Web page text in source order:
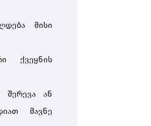
მისი
ქვეყნის
შერევა ან
მავნე